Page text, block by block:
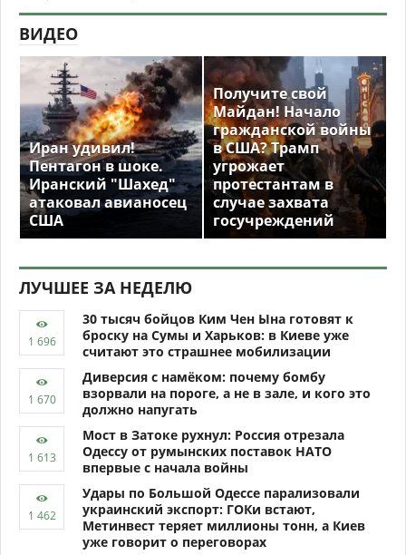
ВИДЕО
Иран удивил!
Пентагон в шоке.
Иранский "Шахед"
атаковал авианосец
США
Получите свой
Майдан! Начало
гражданской войны
в США? Трамп
угрожает
протестантам в
случае захвата
госучреждений
ЛУЧШЕЕ ЗА НЕДЕЛЮ
30 тысяч бойцов Ким Чен Ына готовят к
броску на Сумы и Харьков: в Киеве уже
считают это страшнее мобилизации
Диверсия с намёком: почему бомбу
взорвали на пороге, а не в зале, и кого это
должно напугать
Мост в Затоке рухнул: Россия отрезала
Одессу от румынских поставок НАТО
впервые с начала войны
Удары по Большой Одессе парализовали
украинский экспорт: ГОКи встают,
Метинвест теряет миллионы тонн, а Киев
уже говорит о переговорах